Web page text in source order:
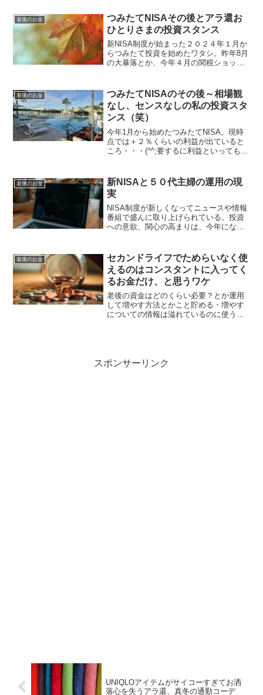
４００円だった。今の米の適正価格は一
体いくらなんだろう...
老後のお金
つみたてNISAその後とアラ還お
ひとりさまの投資スタンス
新NISA制度が始まった２０２４年１月か
らつみたて投資を始めたワタシ。昨年8月
の大暴落とか、今年４月の関税ショック
復して今は利益がでている。まだ２年も
経っていないのに約...
老後のお金
つみたてNISAのその後～相場観
なし、センスなしの私の投資スタ
ンス（笑）
今年1月から始めたつみたてNISA。現時
点では＋２％くらいの利益が出ていると
ころ・・・(^^;要するに利益といっても申
かな。私が毎月積立をしている投資信託
は、上がったり...
老後のお金
新NISAと５０代主婦の運用の現
実
NISA制度が新しくなってニュースや情報
番組で盛んに取り上げられている。投資
への意欲、関心の高まりは、今年になっ
てきぼりにされてしまうような、なんだ
か損をしているような...
老後のお金
セカンドライフでためらいなく使
えるのはコンスタントに入ってく
るお金だけ、と思うワケ
老後の資金はどのくらい必要？とか運用
して増やす方法とかこと貯める・増やす
についての情報は溢れているのに使う
スポンサーリンク
UNIQLOアイテムがサイコーすぎてお洒
落心を失うアラ還、真冬の通勤コーデ